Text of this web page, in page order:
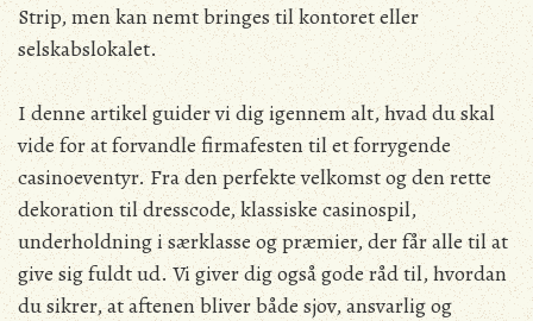
Strip, men kan nemt bringes til kontoret eller
selskabslokalet.
I denne artikel guider vi dig igennem alt, hvad du skal
vide for at forvandle firmafesten til et forrygende
casinoeventyr. Fra den perfekte velkomst og den rette
dekoration til dresscode, klassiske casinospil,
underholdning i særklasse og præmier, der får alle til at
give sig fuldt ud. Vi giver dig også gode råd til, hvordan
du sikrer, at aftenen bliver både sjov, ansvarlig og